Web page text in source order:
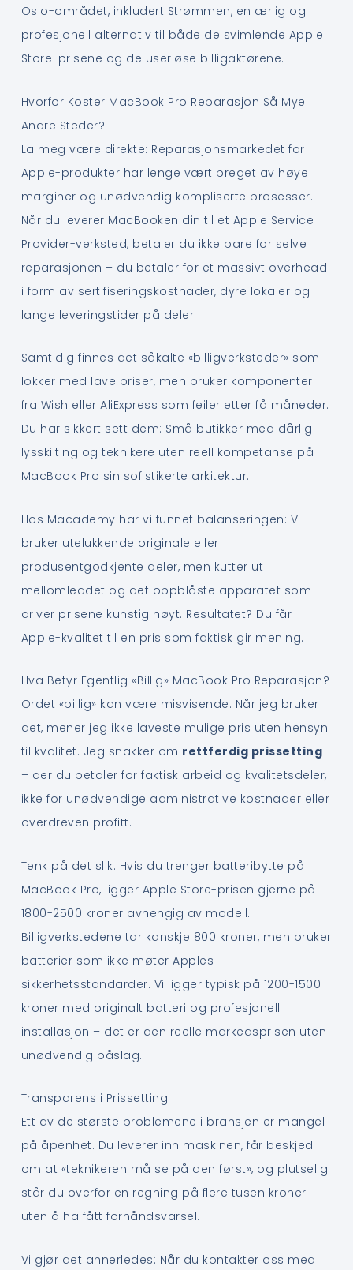
Oslo-området, inkludert Strømmen, en ærlig og
profesjonell alternativ til både de svimlende Apple
Store-prisene og de useriøse billigaktørene.
Hvorfor Koster MacBook Pro Reparasjon Så Mye
Andre Steder?
La meg være direkte: Reparasjonsmarkedet for
Apple-produkter har lenge vært preget av høye
marginer og unødvendig kompliserte prosesser.
Når du leverer MacBooken din til et Apple Service
Provider-verksted, betaler du ikke bare for selve
reparasjonen – du betaler for et massivt overhead
i form av sertifiseringskostnader, dyre lokaler og
lange leveringstider på deler.
Samtidig finnes det såkalte «billigverksteder» som
lokker med lave priser, men bruker komponenter
fra Wish eller AliExpress som feiler etter få måneder.
Du har sikkert sett dem: Små butikker med dårlig
lysskilting og teknikere uten reell kompetanse på
MacBook Pro sin sofistikerte arkitektur.
Hos Macademy har vi funnet balanseringen: Vi
bruker utelukkende originale eller
produsentgodkjente deler, men kutter ut
mellomleddet og det oppblåste apparatet som
driver prisene kunstig høyt. Resultatet? Du får
Apple-kvalitet til en pris som faktisk gir mening.
Hva Betyr Egentlig «Billig» MacBook Pro Reparasjon?
Ordet «billig» kan være misvisende. Når jeg bruker
det, mener jeg ikke laveste mulige pris uten hensyn
til kvalitet. Jeg snakker om rettferdig prissetting
– der du betaler for faktisk arbeid og kvalitetsdeler,
ikke for unødvendige administrative kostnader eller
overdreven profitt.
Tenk på det slik: Hvis du trenger batteribytte på
MacBook Pro, ligger Apple Store-prisen gjerne på
1800-2500 kroner avhengig av modell.
Billigverkstedene tar kanskje 800 kroner, men bruker
batterier som ikke møter Apples
sikkerhetsstandarder. Vi ligger typisk på 1200-1500
kroner med originalt batteri og profesjonell
installasjon – det er den reelle markedsprisen uten
unødvendig påslag.
Transparens i Prissetting
Ett av de største problemene i bransjen er mangel
på åpenhet. Du leverer inn maskinen, får beskjed
om at «teknikeren må se på den først», og plutselig
står du overfor en regning på flere tusen kroner
uten å ha fått forhåndsvarsel.
Vi gjør det annerledes: Når du kontakter oss med